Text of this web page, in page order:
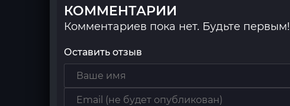
КОММЕНТАРИИ
Комментариев пока нет. Будьте первым!
Оставить отзыв